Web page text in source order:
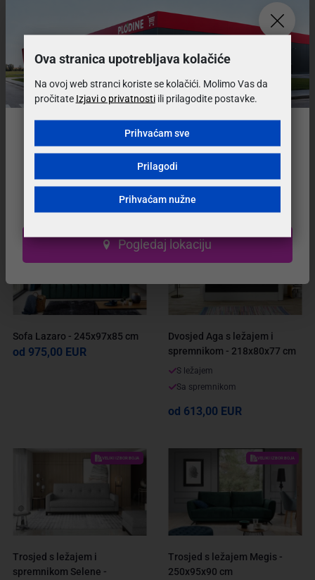
Koji su uvijeti i cijena dostave?
Mogu li vratiti ili zamijeniti proizvod?
Može li se proizvod prije kupovine pogledati?
Preporučeni proizvodi
VELIKI IZBOR BOJA
Sofa Lazaro - 245x97x85 cm
od 975,00 EUR
VELIKI IZBOR BOJA
Dvosjed Aga s ležajem i
spremnikom - 218x80x77 cm
S ležajem
Sa spremnikom
od 613,00 EUR
VELIKI IZBOR BOJA
Trosjed s ležajem i
spremnikom Selene -
VELIKI IZBOR BOJA
Trosjed s ležajem Megis -
250x95x90 cm
Preselili smo nanovu lokaciju!
Naš prodajni salon se nalazi na novoj adresi.
Posjetite nas u novom, modernijem prostoru!
Pogledaj lokaciju
Ova stranica upotrebljava kolačiće
Na ovoj web stranci koriste se kolačići. Molimo Vas da
pročitate Izjavi o privatnostiili prilagodite postavke.
Prihvaćam nužne
Prilagodi
Prihvaćam sve